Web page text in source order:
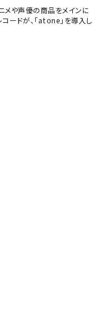
メや声優の商品をメインに
ードが、「atone」を導入し